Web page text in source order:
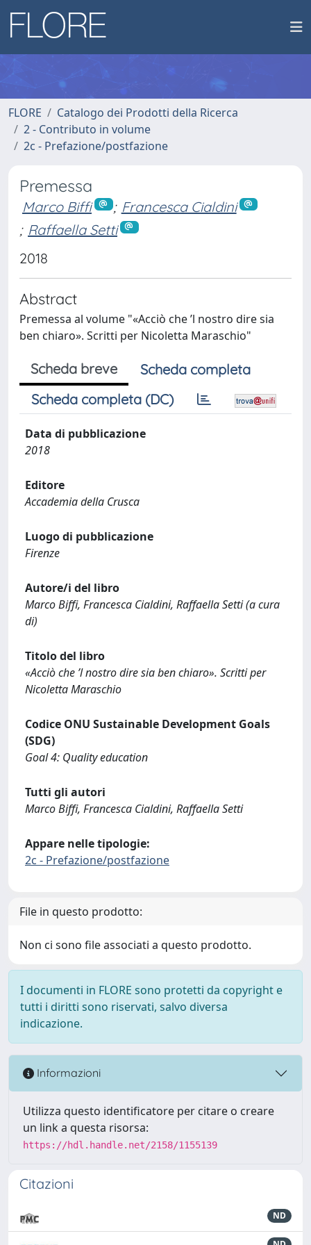
FLORE
Catalogo dei Prodotti della Ricerca
2 - Contributo in volume
2c - Prefazione/postfazione
Premessa
Marco Biffi ; Francesca Cialdini
; Raffaella Setti
2018
Abstract
Premessa al volume "«Acciò che ’l nostro dire sia
ben chiaro». Scritti per Nicoletta Maraschio"
Scheda breve
Scheda completa
Scheda completa (DC)
Data di pubblicazione
2018
Editore
Accademia della Crusca
Luogo di pubblicazione
Firenze
Autore/i del libro
Marco Biffi, Francesca Cialdini, Raffaella Setti (a cura
di)
Titolo del libro
«Acciò che ’l nostro dire sia ben chiaro». Scritti per
Nicoletta Maraschio
Codice ONU Sustainable Development Goals
(SDG)
Goal 4: Quality education
Tutti gli autori
Marco Biffi, Francesca Cialdini, Raffaella Setti
Appare nelle tipologie:
2c - Prefazione/postfazione
File in questo prodotto:
Non ci sono file associati a questo prodotto.
I documenti in FLORE sono protetti da copyright e
tutti i diritti sono riservati, salvo diversa
indicazione.
Informazioni
Utilizza questo identificatore per citare o creare
un link a questa risorsa:
https://hdl.handle.net/2158/1155139
Citazioni
ND